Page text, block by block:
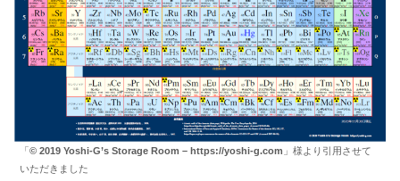
「© 2019 Yoshi-G’s Storage Room – https://yoshi-g.com 」様より引用させて
いただきました